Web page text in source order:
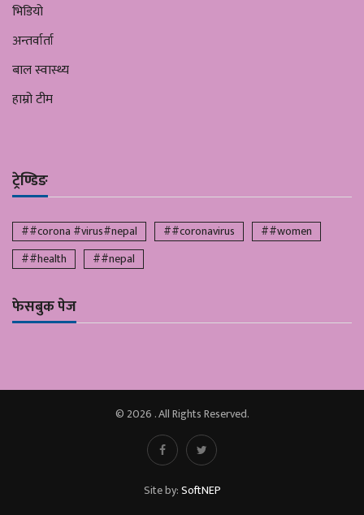
भिडियो
अन्तर्वार्ता
बाल स्वास्थ्य
हाम्रो टीम
ट्रेण्डिङ
##corona #virus#nepal ##coronavirus
##women
##health
##nepal
फेसबुक पेज
© 2026 . All Rights Reserved.
Site by:SoftNEP